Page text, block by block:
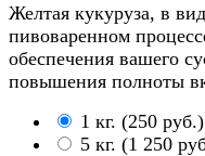
Желтая кукуруза, в
пивоваренном
обеспечения вашего
повышения полноты
1 кг. (250 руб.)
5 кг. (1 250